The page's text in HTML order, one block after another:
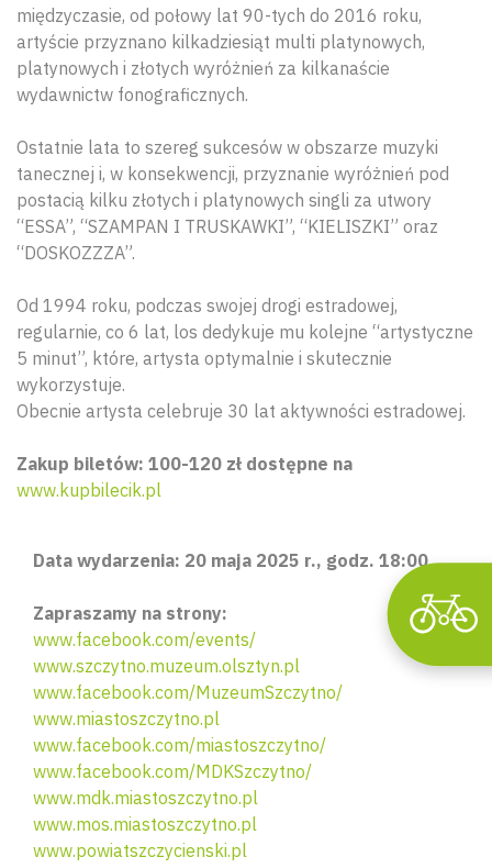
międzyczasie, od połowy lat 90-tych do 2016 roku,
artyście przyznano kilkadziesiąt multi platynowych,
platynowych i złotych wyróżnień za kilkanaście
wydawnictw fonograficznych.
Ostatnie lata to szereg sukcesów w obszarze muzyki
tanecznej i, w konsekwencji, przyznanie wyróżnień pod
postacią kilku złotych i platynowych singli za utwory
“ESSA”, “SZAMPAN I TRUSKAWKI”, “KIELISZKI” oraz
“DOSKOZZZA”.
Od 1994 roku, podczas swojej drogi estradowej,
regularnie, co 6 lat, los dedykuje mu kolejne “artystyczne
5 minut”, które, artysta optymalnie i skutecznie
wykorzystuje.
Obecnie artysta celebruje 30 lat aktywności estradowej.
Zakup biletów: 100-120 zł dostępne na
www.kupbilecik.pl
Data wydarzenia: 20 maja 2025 r., godz. 18:00.
Zapraszamy na strony:
www.facebook.com/events/
www.szczytno.muzeum.olsztyn.pl
www.facebook.com/MuzeumSzczytno/
www.miastoszczytno.pl
www.facebook.com/miastoszczytno/
www.facebook.com/MDKSzczytno/
www.mdk.miastoszczytno.pl
www.mos.miastoszczytno.pl
www.powiatszczycienski.pl